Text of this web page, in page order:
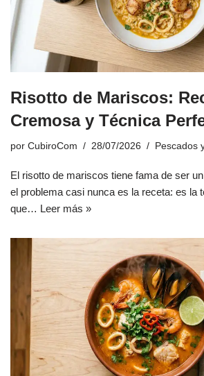
Risotto de Mariscos:
Cremosa y Técnica
por CubiroCom 28/07/2026 Pescados
El risotto de mariscos tiene fama de ser
el problema casi nunca es la receta: es la
que… Leer más »